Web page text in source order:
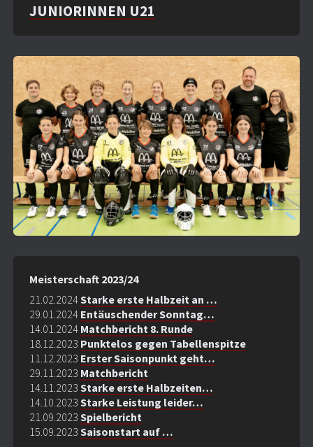
JUNIORINNEN U21
Meisterschaft 2023/24
21.02.2024Starke erste Halbzeit an …
29.01.2024 Entäuschender Sonntag…
14.01.2024 Matchbericht 8. Runde
18.12.2023 Punktelos gegen Tabellenspitze
11.12.2023 Erster Saisonpunkt geht…
29.11.2023 Matchbericht
14.11.2023 Starke erste Halbzeiten…
14.10.2023 Starke Leistung leider…
21.09.2023 Spielbericht
15.09.2023 Saisonstart auf …